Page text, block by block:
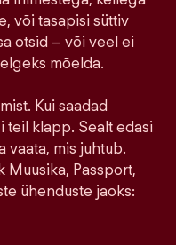
või tasapisi süttiv
otsid – või veel ei
mõelda.
Kui saadad
teil klapp. Sealt edasi
vaata, mis juhtub.
Muusika, Passport,
ühenduste jaoks: